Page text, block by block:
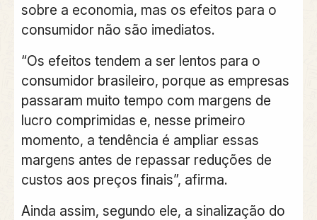
sobre a economia, mas os efeitos para o
consumidor não são imediatos.
“Os efeitos tendem a ser lentos para o
consumidor brasileiro, porque as empresas
passaram muito tempo com margens de
lucro comprimidas e, nesse primeiro
momento, a tendência é ampliar essas
margens antes de repassar reduções de
custos aos preços finais”, afirma.
Ainda assim, segundo ele, a sinalização do